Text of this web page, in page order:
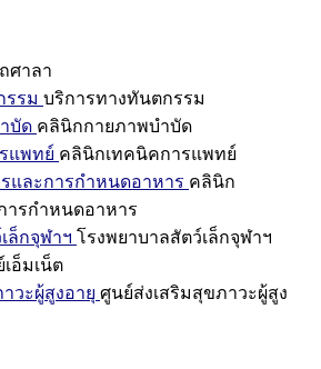
ศาลา
รรม บริการทางทันตกรรม
บัด คลินิกกายภาพบำบัด
แพทย์ คลินิกเทคนิคการแพทย์
และการกำหนดอาหาร คลินิก
ารกำหนดอาหาร
ล็กจุฬาฯ โรงพยาบาลสัตว์เล็กจุฬาฯ
อ็มเน็ต
วะผู้สูงอายุ ศูนย์ส่งเสริมสุขภาวะผู้สูง